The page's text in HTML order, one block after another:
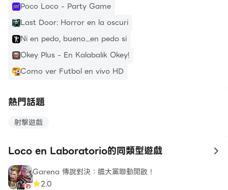
Poco Loco - Party Game
Last Door: Horror en la oscuri
Ni en pedo, bueno...en pedo si
Okey Plus - En Kalabalık Okey!
Como ver Futbol en vivo HD
熱門話題
射擊遊戲
Loco en Laboratorio的同類型遊戲 to
Garena 傳說對決：膽大黨聯動開啟！
2.0